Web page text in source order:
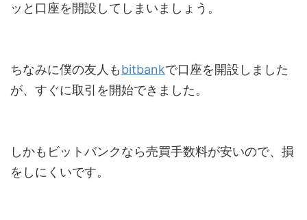
ッと口座を開設してしまいましょう。
ちなみに僕の友人もbitbankで口座を開設しました
が、すぐに取引を開始できました。
しかもビットバンクなら売買手数料が安いので、損
をしにくいです。